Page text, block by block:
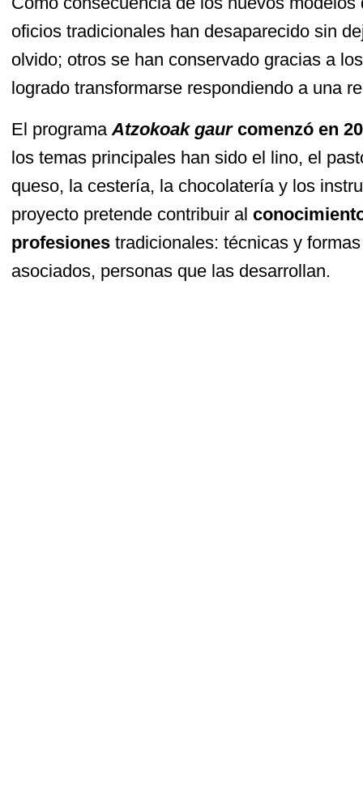
oficios tradicionales han desaparecido sin
olvido; otros se han conservado gracias a
logrado transformarse respondiendo a una
El programaAtzokoak gaurcomenzó en
los temas principales han sido el lino, el
queso, la cestería, la chocolatería y los
proyecto pretende contribuir al
profesiones tradicionales: técnicas y
asociados, personas que las desarrollan.